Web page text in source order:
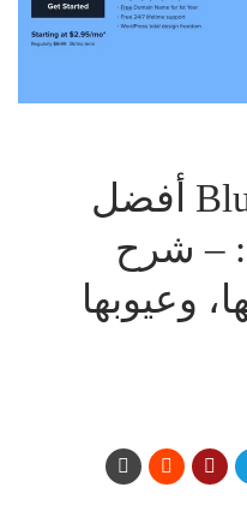
بلوهوست Bluehost أفضل
– شرح
وعيوبها